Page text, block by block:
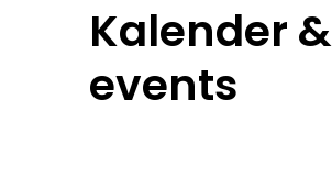
Kalender &
events